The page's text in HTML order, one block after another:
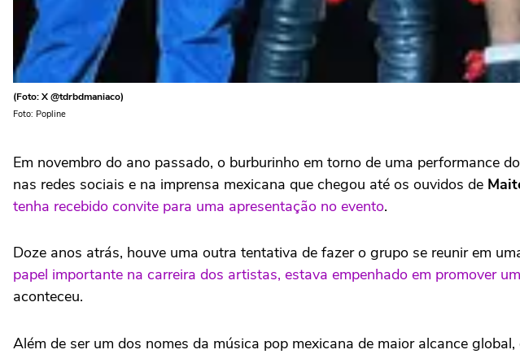
(Foto: X @tdrbdmaniaco)
Foto: Popline
Em novembro do ano passado, o burburinho em torno de uma performance do
nas redes sociais e na imprensa mexicana que chegou até os ouvidos de
tenha recebido convite para uma apresentação no evento.
Doze anos atrás, houve uma outra tentativa de fazer o grupo se reunir em
papel importante na carreira dos artistas, estava empenhado em promover
aconteceu.
Além de ser um dos nomes da música pop mexicana de maior alcance global,